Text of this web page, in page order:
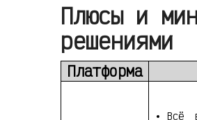
Плюсы и
решениями
Платформа
Всё